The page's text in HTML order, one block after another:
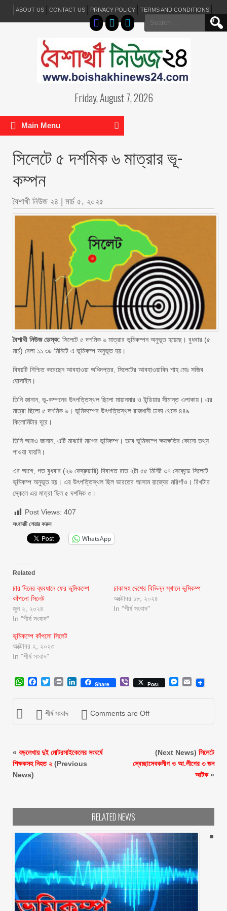
ABOUT US CONTACT US PRIVACY POLICY TERMS AND CONDITIONS
Search
for:
Friday, August 7, 2026
Main Menu
সিলেটে ৫ দশমিক ৬ মাত্রার ভূ-
কম্পন
বৈশাখী নিউজ ২৪ | মার্চ ৫, ২০২৫
বৈশাখী নিউজ ডেস্ক: সিলেটে ৫ দশমিক ৬ মাত্রার ভূমিকম্পন অনুভূত হয়েছে। বুধবার (৫
মার্চ) বেলা ১১.৩৮ মিনিটে এ ভূমিকম্প অনুভূত হয়।
বিষয়টি নিশ্চিত করেছেন আবহাওয়া অধিদপ্তর, সিলেটের আবহাওয়াবিদ শাহ মোঃ সজিব
হোসাইন।
তিনি জানান, ভূ-কম্পনের উৎপত্তিস্থল ছিলো মায়ানমার ও ইন্ডিয়ার সীমান্ত এলাকায়। এর
মাত্রা ছিলো ৫ দশমিক ৬। ভূমিকম্পের উৎপত্তিস্থল রাজধানী ঢাকা থেকে ৪৪৯
কিলোমিটার দূরে।
তিনি আরও জানান, এটি মাঝারি মাপের ভূমিকম্প। তবে ভূমিকম্পে ক্ষয়ক্ষতির কোনো তথ্য
পাওয়া যায়নি।
এর আগে, গত বুধবার (২৬ ফেব্রুয়ারি) দিবাগত রাত ২টা ৫৫ মিনিট ৩৭ সেকেন্ডে সিলেটে
ভূমিকম্প অনুভূত হয়। এর উৎপত্তিস্থল ছিল ভারতের আসাম রাজ্যের মরিগাঁও। রিখটার
স্কেলে এর মাত্রা ছিল ৫ দশমিক ৩।
Post Views: 407
সংবাদটি শেয়ার করুন
WhatsApp
Related
চার দিনের ব্যবধানে ফের ভূমিকম্পে
কাঁপলো সিলেট
জুন ২, ২০২৪
In "শীর্ষ সংবাদ"
ঢাকাসহ দেশের বিভিন্ন স্থানে ভূমিকম্প
অক্টোবর ১৮, ২০২৪
In "শীর্ষ সংবাদ"
ভূমিকম্পে কাঁপলো সিলেট
অক্টোবর ২, ২০২৩
In "শীর্ষ সংবাদ"
WhatsApp
Facebook
Twitter
Print LinkedIn
Share ViberPost Messenger
Email
শীর্ষ সংবাদ Comments are Off
« বড়লেখায় দুই মোটরসাইকেলের সংঘর্ষে
শিক্ষকসহ নিহত ২ (Previous
News)
(Next News) সিলেটে
স্বেচ্ছাসেবকলীগ ও আ.লীগের ৩ জন
আটক»
RELATED NEWS